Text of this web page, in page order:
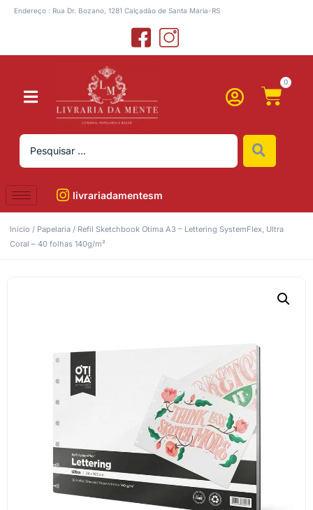
Endereço : Rua Dr. Bozano, 1281 Calçadão de Santa Maria-RS
0
livrariadamentesm
Início / Papelaria / Refil Sketchbook Otima A3 – Lettering SystemFlex, Ultra
Coral – 40 folhas 140g/m²